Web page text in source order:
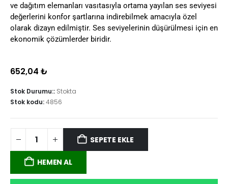
ve dağıtım elemanları vasıtasıyla ortama yayılan ses seviyesi
değerlerini konfor şartlarına indirebilmek amacıyla özel
olarak dizayn edilmiştir. Ses seviyelerinin düşürülmesi için en
ekonomik çözümlerder biridir.
652,04 ₺
Stok Durumu:: Stokta
Stok kodu:4856
SEPETE EKLE
HEMEN AL